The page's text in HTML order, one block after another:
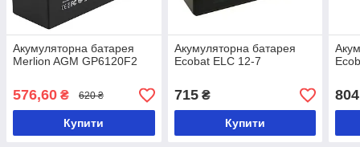
Акумуляторна батарея
Merlion AGM GP6120F2
576,60 ₴ 620 ₴
Купити
Акумуляторна батарея
Ecobat ELC 12-7
715₴
Купити
804